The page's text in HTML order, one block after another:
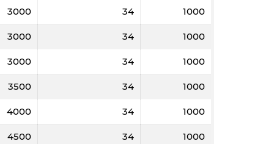
3000 34 1000
3000 34 1000
3000 34 1000
3500 34 1000
4000 34 1000
4500 34 1000